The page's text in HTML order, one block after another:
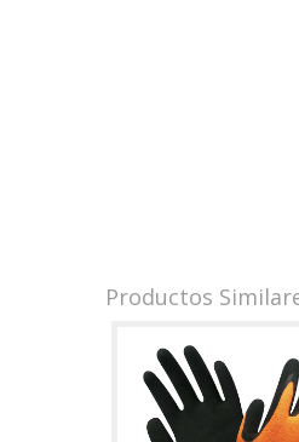
Productos